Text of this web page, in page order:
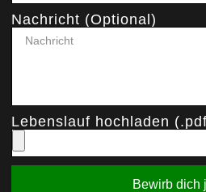
Nachricht (Optional)
Lebenslauf hochladen
Bewirb dich